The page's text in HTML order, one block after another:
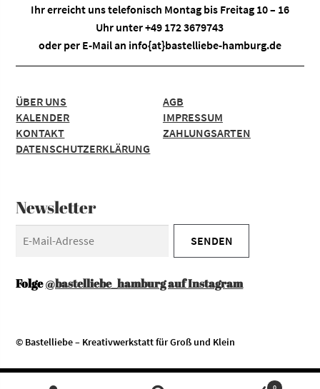
Zustimmen
Ihr erreicht uns telefonisch Montag bis Freitag 10 – 16
Uhr unter +49 172 3679743
oder per E-Mail an info{at}bastelliebe-hamburg.de
ÜBER UNS
KALENDER
KONTAKT
DATENSCHUTZERKLÄRUNG
AGB
IMPRESSUM
ZAHLUNGSARTEN
Newsletter
Folge@bastelliebe_hamburg auf Instagram
© Bastelliebe – Kreativwerkstatt für Groß und Klein